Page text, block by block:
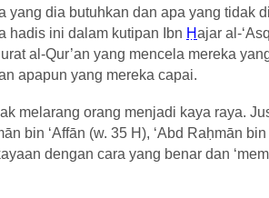
yang dia butuhkan dan apa yang tidak
hadis ini dalam kutipan Ibn Ḥajar al-
al-Qur’an yang mencela mereka
apapun yang mereka capai.
melarang orang menjadi kaya raya.
ān bin ‘Affān (w. 35 H), ‘Abd Raḥmān bin
dengan cara yang benar dan